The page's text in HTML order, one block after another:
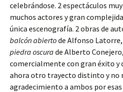
celebrándose. 2 espectáculos
muchos actores y gran
única escenografía. 2 obras de
balcón abiertode Alfonso
piedra oscura de Alberto
comercialmente con gran éxito y
ahora otro trayecto distinto y no
agradecimiento a ambos por